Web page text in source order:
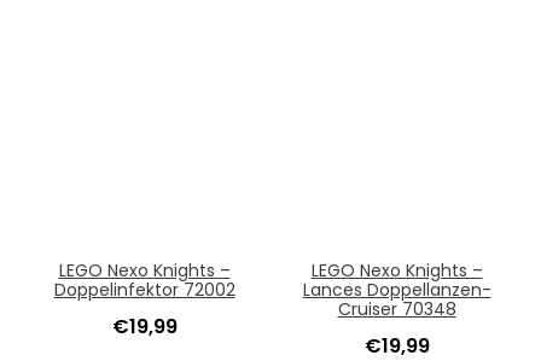
LEGO Nexo Knights –
Doppelinfektor 72002
€19,99
LEGO Nexo Knights –
Lances Doppellanzen-
Cruiser 70348
€19,99